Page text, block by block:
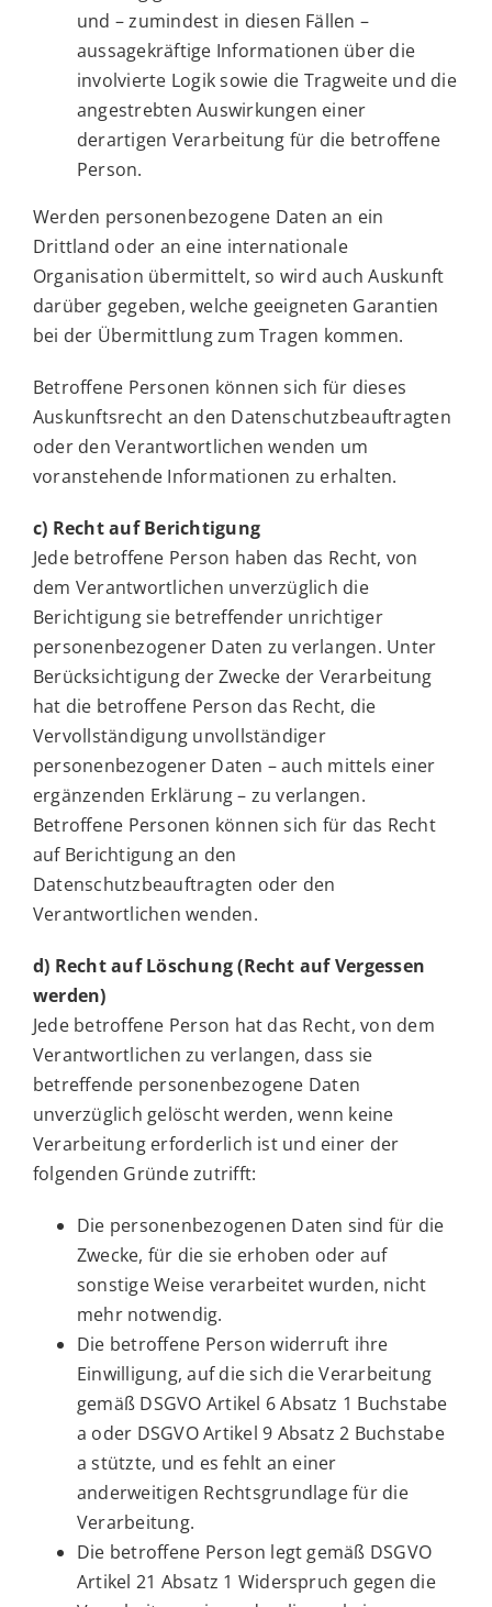
und – zumindest in diesen Fällen –
aussagekräftige Informationen über die
involvierte Logik sowie die Tragweite und die
angestrebten Auswirkungen einer
derartigen Verarbeitung für die betroffene
Person.
Werden personenbezogene Daten an ein
Drittland oder an eine internationale
Organisation übermittelt, so wird auch Auskunft
darüber gegeben, welche geeigneten Garantien
bei der Übermittlung zum Tragen kommen.
Betroffene Personen können sich für dieses
Auskunftsrecht an den Datenschutzbeauftragten
oder den Verantwortlichen wenden um
voranstehende Informationen zu erhalten.
c) Recht auf Berichtigung
Jede betroffene Person haben das Recht, von
dem Verantwortlichen unverzüglich die
Berichtigung sie betreffender unrichtiger
personenbezogener Daten zu verlangen. Unter
Berücksichtigung der Zwecke der Verarbeitung
hat die betroffene Person das Recht, die
Vervollständigung unvollständiger
personenbezogener Daten – auch mittels einer
ergänzenden Erklärung – zu verlangen.
Betroffene Personen können sich für das Recht
auf Berichtigung an den
Datenschutzbeauftragten oder den
Verantwortlichen wenden.
d) Recht auf Löschung (Recht auf Vergessen
werden)
Jede betroffene Person hat das Recht, von dem
Verantwortlichen zu verlangen, dass sie
betreffende personenbezogene Daten
unverzüglich gelöscht werden, wenn keine
Verarbeitung erforderlich ist und einer der
folgenden Gründe zutrifft:
Die personenbezogenen Daten sind für die
Zwecke, für die sie erhoben oder auf
sonstige Weise verarbeitet wurden, nicht
mehr notwendig.
Die betroffene Person widerruft ihre
Einwilligung, auf die sich die Verarbeitung
gemäß DSGVO Artikel 6 Absatz 1 Buchstabe
a oder DSGVO Artikel 9 Absatz 2 Buchstabe
a stützte, und es fehlt an einer
anderweitigen Rechtsgrundlage für die
Verarbeitung.
Die betroffene Person legt gemäß DSGVO
Artikel 21 Absatz 1 Widerspruch gegen die